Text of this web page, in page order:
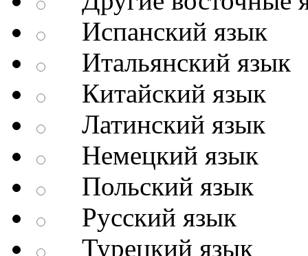
Испанский язык
Итальянский язык
Китайский язык
Латинский язык
Немецкий язык
Польский язык
Русский язык
Турецкий язык